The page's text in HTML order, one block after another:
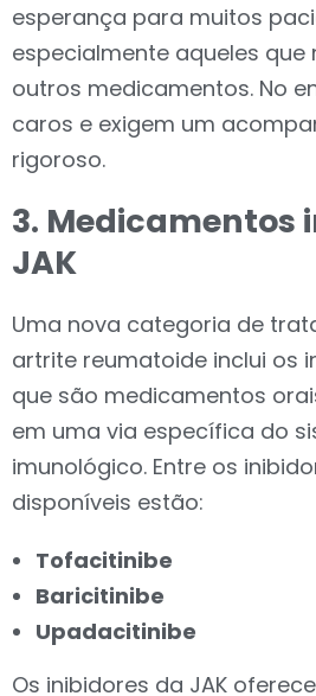
esperança para muitos
especialmente aqueles que
outros medicamentos. No
caros e exigem um
rigoroso.
3. Medicamentos
JAK
Uma nova categoria de
artrite reumatoide inclui os
que são medicamentos
em uma via específica do
imunológico. Entre os
disponíveis estão:
Tofacitinibe
Baricitinibe
Upadacitinibe
Os inibidores da JAK